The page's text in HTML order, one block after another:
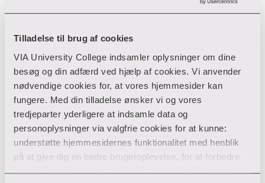
Tilladelse til brug af cookies
VIA University College indsamler oplysninger om dine
besøg og din adfærd ved hjælp af cookies. Vi anvender
nødvendige cookies for, at vores hjemmesider kan
fungere. Med din tilladelse ønsker vi og vores
tredjeparter yderligere at indsamle data og
personoplysninger via valgfrie cookies for at kunne:
understøtte hjemmesidernes funktionalitet med henblik
på at give dig en bedre brugeroplevelse, for at forbedre
vores hjemmesider og udarbejde statistik på baggrund af
Filter
Ryd filtre
Din søgning gav desværre ikke noget resultat
Giv ikke op endnu!